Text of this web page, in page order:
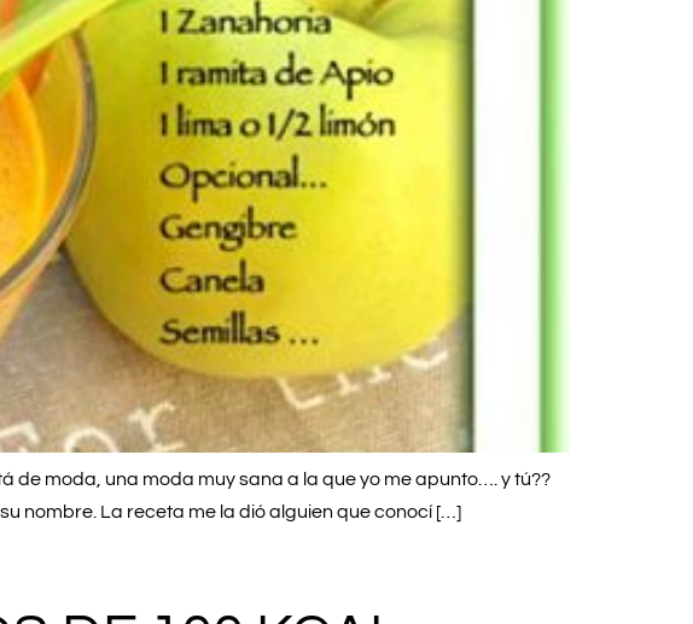
de moda, una moda muy sana a la que yo me apunto…. y tú??
nombre. La receta me la dió alguien que conocí […]